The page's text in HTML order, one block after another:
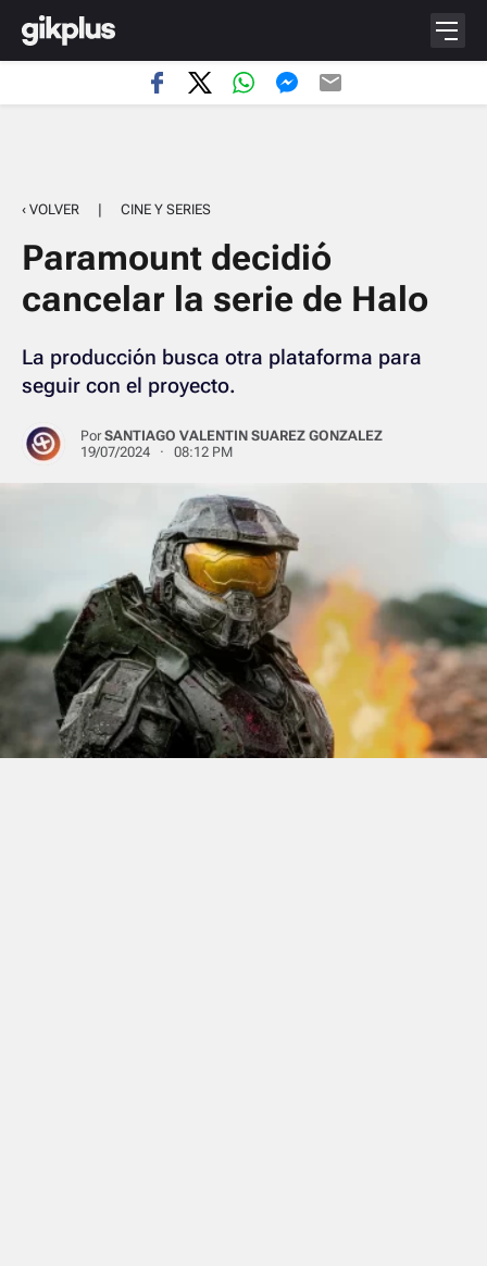
‹ VOLVER | CINE Y SERIES
Paramount decidió
cancelar la serie de Halo
La producción busca otra plataforma para
seguir con el proyecto.
PorSANTIAGO VALENTIN SUAREZ GONZALEZ
19/07/2024 · 08:12 PM